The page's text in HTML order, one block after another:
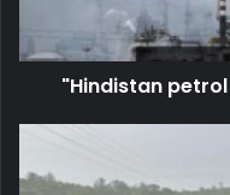
"Hindistan